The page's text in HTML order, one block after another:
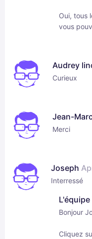
Oui, tous
vous
Audrey
Curieux
Jean-
Merci
Joseph
Interressé
Bonjour
Cliquez